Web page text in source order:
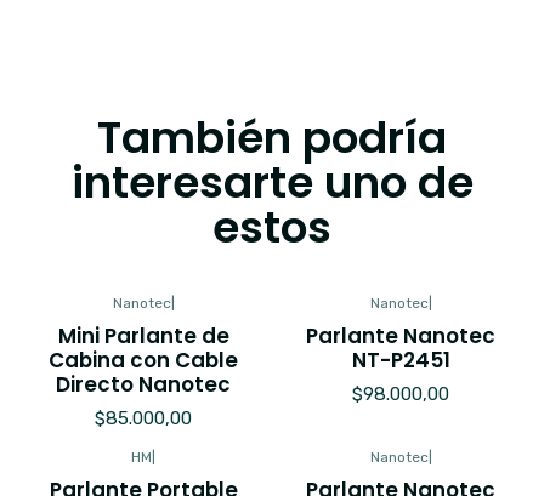
También podría
interesarte uno de
estos
Nanotec|
Mini Parlante de
Cabina con Cable
Directo Nanotec
$85.000,00
Nanotec|
Parlante Nanotec
NT-P2451
$98.000,00
HM Nanotec|